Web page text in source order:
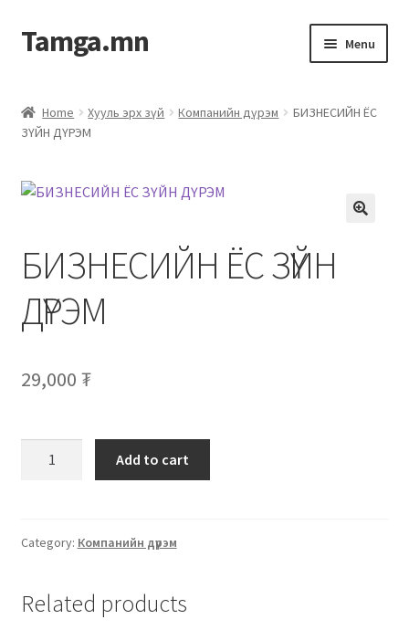
Tamga.mn Menu
ХАБЭА-н багц
Гэрээний загвар
Дотоод журмын багц
Журмууд​
Компанийн удирдлагын бичиг баримт
Хөдөлмөрийн багц баримт
Home Хууль эрх зүй Компанийн дүрэм
БИЗНЕСИЙН ЁС
ЗҮЙН ДҮРЭМ
БИЗНЕСИЙН ЁС ЗҮЙН
ДҮРЭМ
29,000 ₮
Add to cart
Category: Компанийн дүрэм
Related products